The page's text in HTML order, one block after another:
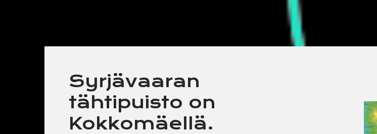
Syrjävaaran
tähtipuisto on
Kokkomäellä.